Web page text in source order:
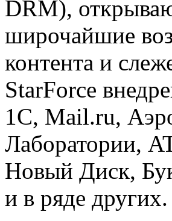
DRM),
широчайшие
контента и
StarForce
1С, Mail.ru,
Лаборатории,
Новый Диск,
и в ряде других.